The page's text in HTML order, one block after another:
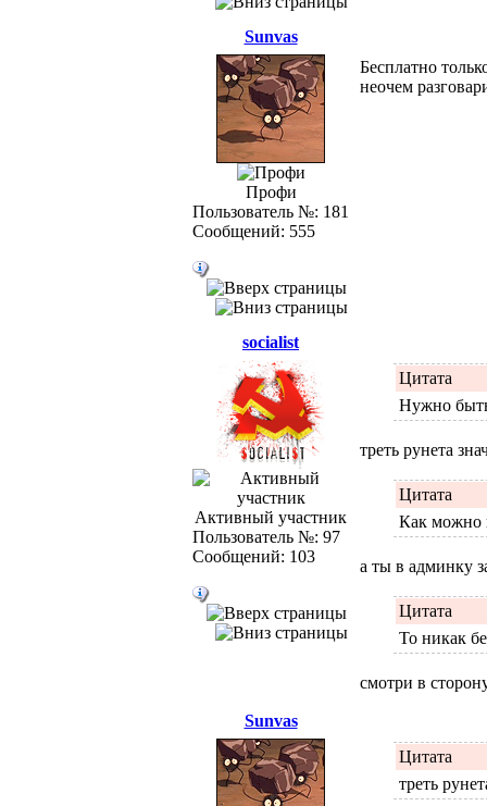
Sunvas
Профи
Пользователь №: 181
Сообщений: 555
Бесплатно
неочем
socialist
Активный участник
Пользователь №: 97
Сообщений: 103
Цитата
Нужно
треть рунета
Цитата
Как можно
а ты в админку
Цитата
То никак
смотри в
Sunvas
Цитата
треть